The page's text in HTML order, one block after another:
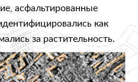
асфальтированные
как
за растительность.